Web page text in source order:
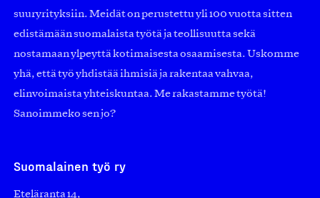
suuryrityksiin. Meidät on perustettu yli 100 vuotta sitten
edistämään suomalaista työtä ja teollisuutta sekä
nostamaan ylpeyttä kotimaisesta osaamisesta. Uskomme
yhä, että työ yhdistää ihmisiä ja rakentaa vahvaa,
elinvoimaista yhteiskuntaa. Me rakastamme työtä!
Sanoimmeko sen jo?
Suomalainen työ ry
Eteläranta 14,